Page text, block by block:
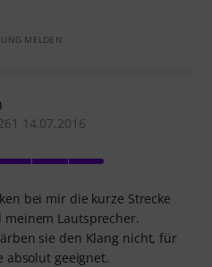
MELDEN
14.07.2016
bei mir die kurze Strecke
meinem Lautsprecher.
sie den Klang nicht, für
absolut geeignet.